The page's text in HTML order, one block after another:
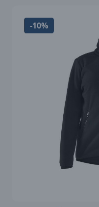
-10%